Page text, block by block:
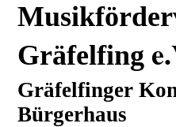
Gräfelfing
Gräfelfinger
Bürgerhaus